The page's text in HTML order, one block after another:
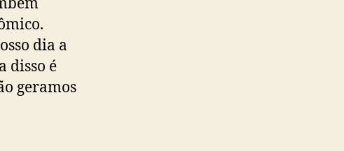
dia a
disso é
geramos